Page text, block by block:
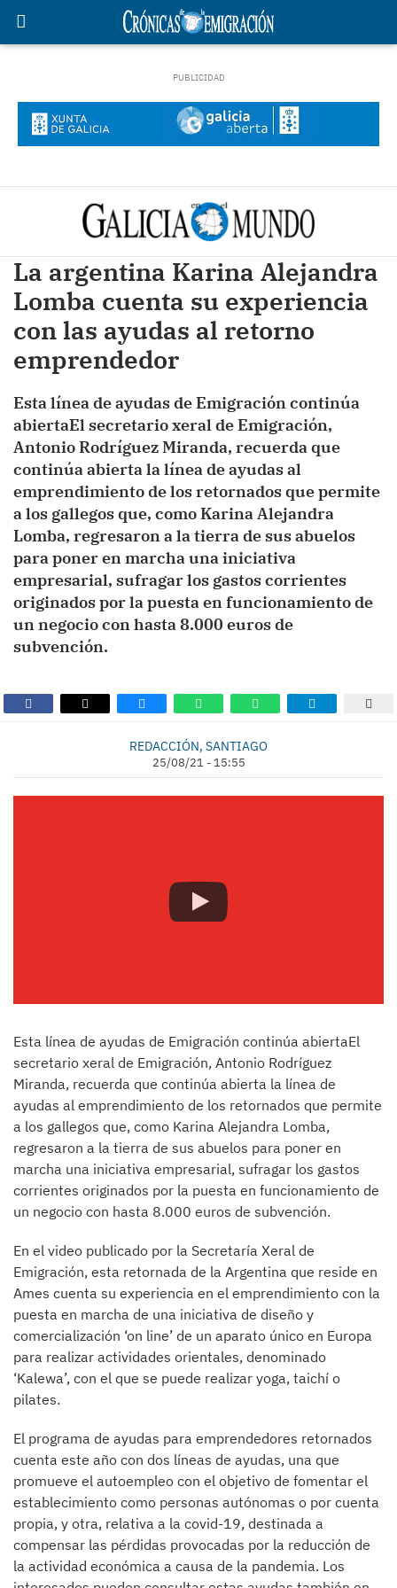
La argentina Karina Alejandra
Lomba cuenta su experiencia
con las ayudas al retorno
emprendedor
Esta línea de ayudas de Emigración continúa
abiertaEl secretario xeral de Emigración,
Antonio Rodríguez Miranda, recuerda que
continúa abierta la línea de ayudas al
emprendimiento de los retornados que permite
a los gallegos que, como Karina Alejandra
Lomba, regresaron a la tierra de sus abuelos
para poner en marcha una iniciativa
empresarial, sufragar los gastos corrientes
originados por la puesta en funcionamiento de
un negocio con hasta 8.000 euros de
subvención.
REDACCIÓN, SANTIAGO
25/08/21 - 15:55
Esta línea de ayudas de Emigración continúa abiertaEl
secretario xeral de Emigración, Antonio Rodríguez
Miranda, recuerda que continúa abierta la línea de
ayudas al emprendimiento de los retornados que permite
a los gallegos que, como Karina Alejandra Lomba,
regresaron a la tierra de sus abuelos para poner en
marcha una iniciativa empresarial, sufragar los gastos
corrientes originados por la puesta en funcionamiento de
un negocio con hasta 8.000 euros de subvención.
En el video publicado por la Secretaría Xeral de
Emigración, esta retornada de la Argentina que reside en
Ames cuenta su experiencia en el emprendimiento con la
puesta en marcha de una iniciativa de diseño y
comercialización ‘on line’ de un aparato único en Europa
para realizar actividades orientales, denominado
‘Kalewa’, con el que se puede realizar yoga, taichí o
pilates.
El programa de ayudas para emprendedores retornados
cuenta este año con dos líneas de ayudas, una que
promueve el autoempleo con el objetivo de fomentar el
establecimiento como personas autónomas o por cuenta
propia, y otra, relativa a la covid-19, destinada a
compensar las pérdidas provocadas por la reducción de
la actividad económica a causa de la pandemia. Los